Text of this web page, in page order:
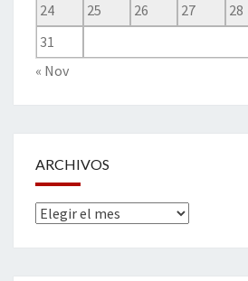
24
25 26 27 28
31
« Nov
ARCHIVOS
Archivos